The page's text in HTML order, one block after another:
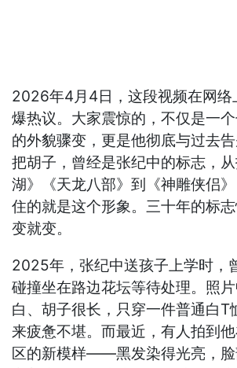
2026年4月4日，这段视频在网络
爆热议。大家震惊的，不仅是一
的外貌骤变，更是他彻底与过去
把胡子，曾经是张纪中的标志，
湖》《天龙八部》到《神雕侠侣
住的就是这个形象。三十年的标
变就变。
2025年，张纪中送孩子上学时，
碰撞坐在路边花坛等待处理。照
白、胡子很长，只穿一件普通白T
来疲惫不堪。而最近，有人拍到
区的新模样——黑发染得光亮，脸